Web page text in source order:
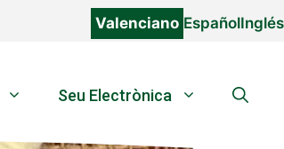
Valenciano EspañolInglés
Seu Electrònica